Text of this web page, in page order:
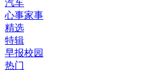
汽车
心事家事
精选
特辑
早报校园
热门